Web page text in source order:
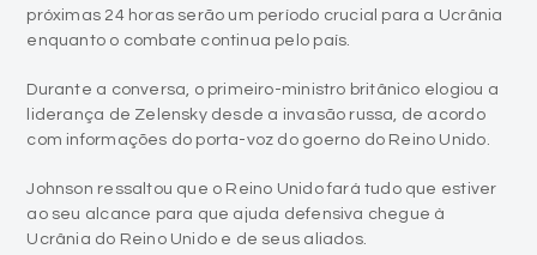
próximas 24 horas serão um período crucial para a Ucrânia
enquanto o combate continua pelo país.
Durante a conversa, o primeiro-ministro britânico elogiou a
liderança de Zelensky desde a invasão russa, de acordo
com informações do porta-voz do goerno do Reino Unido.
Johnson ressaltou que o Reino Unido fará tudo que estiver
ao seu alcance para que ajuda defensiva chegue à
Ucrânia do Reino Unido e de seus aliados.